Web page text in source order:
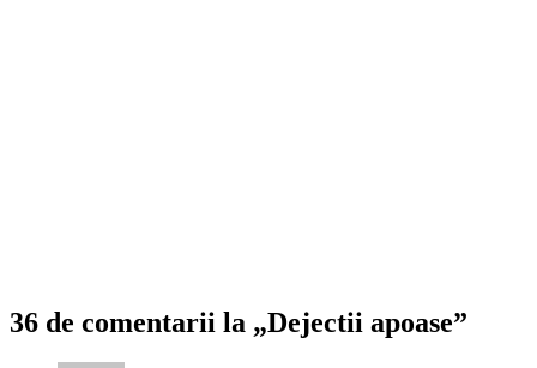
36 de comentarii la „Dejectii apoase”